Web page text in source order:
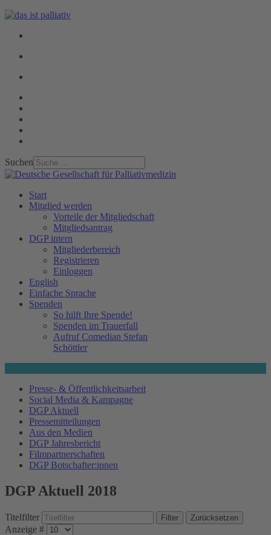
Suchen
Start
Mitglied werden
Vorteile der Mitgliedschaft
Mitgliedsantrag
DGP intern
Mitgliederbereich
Registrieren
Einloggen
English
Einfache Sprache
Spenden
So hilft Ihre Spende!
Spenden im Trauerfall
Aufruf Comedian Stefan
Schöttler
Presse- & Öffentlichkeitsarbeit
Social Media & Kampagne
DGP Aktuell
Pressemitteilungen
Aus den Medien
DGP Jahresbericht
Filmpartnerschaften
DGP Botschafter:innen
DGP Aktuell 2018
Titelfilter Filter Zurücksetzen
Anzeige #